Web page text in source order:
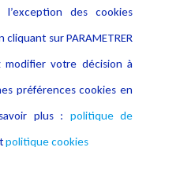
des cookies
sur PARAMETRER
modifier votre décision à
préférences cookies en
plus : politique de
politique cookies